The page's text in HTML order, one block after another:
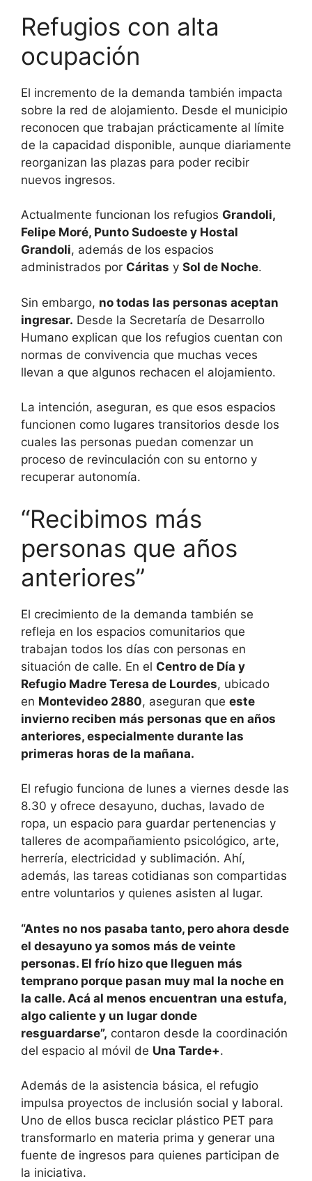
Refugios con alta
ocupación
El incremento de la demanda también impacta
sobre la red de alojamiento. Desde el municipio
reconocen que trabajan prácticamente al límite
de la capacidad disponible, aunque diariamente
reorganizan las plazas para poder recibir
nuevos ingresos.
Actualmente funcionan los refugios Grandoli,
Felipe Moré, Punto Sudoeste y Hostal
Grandoli, además de los espacios
administrados por Cáritas y Sol de Noche.
Sin embargo, no todas las personas aceptan
ingresar. Desde la Secretaría de Desarrollo
Humano explican que los refugios cuentan con
normas de convivencia que muchas veces
llevan a que algunos rechacen el alojamiento.
La intención, aseguran, es que esos espacios
funcionen como lugares transitorios desde los
cuales las personas puedan comenzar un
proceso de revinculación con su entorno y
recuperar autonomía.
“Recibimos más
personas que años
anteriores”
El crecimiento de la demanda también se
refleja en los espacios comunitarios que
trabajan todos los días con personas en
situación de calle. En el Centro de Día y
Refugio Madre Teresa de Lourdes, ubicado
en Montevideo 2880, aseguran que este
invierno reciben más personas que en años
anteriores, especialmente durante las
primeras horas de la mañana.
El refugio funciona de lunes a viernes desde las
8.30 y ofrece desayuno, duchas, lavado de
ropa, un espacio para guardar pertenencias y
talleres de acompañamiento psicológico, arte,
herrería, electricidad y sublimación. Ahí,
además, las tareas cotidianas son compartidas
entre voluntarios y quienes asisten al lugar.
“Antes no nos pasaba tanto, pero ahora desde
el desayuno ya somos más de veinte
personas. El frío hizo que lleguen más
temprano porque pasan muy mal la noche en
la calle. Acá al menos encuentran una estufa,
algo caliente y un lugar donde
resguardarse”, contaron desde la coordinación
del espacio al móvil de Una Tarde+.
Además de la asistencia básica, el refugio
impulsa proyectos de inclusión social y laboral.
Uno de ellos busca reciclar plástico PET para
transformarlo en materia prima y generar una
fuente de ingresos para quienes participan de
la iniciativa.